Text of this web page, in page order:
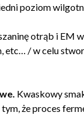
poziom
otrąb i EM
etc… / w celu
Kwaskowy
że proces